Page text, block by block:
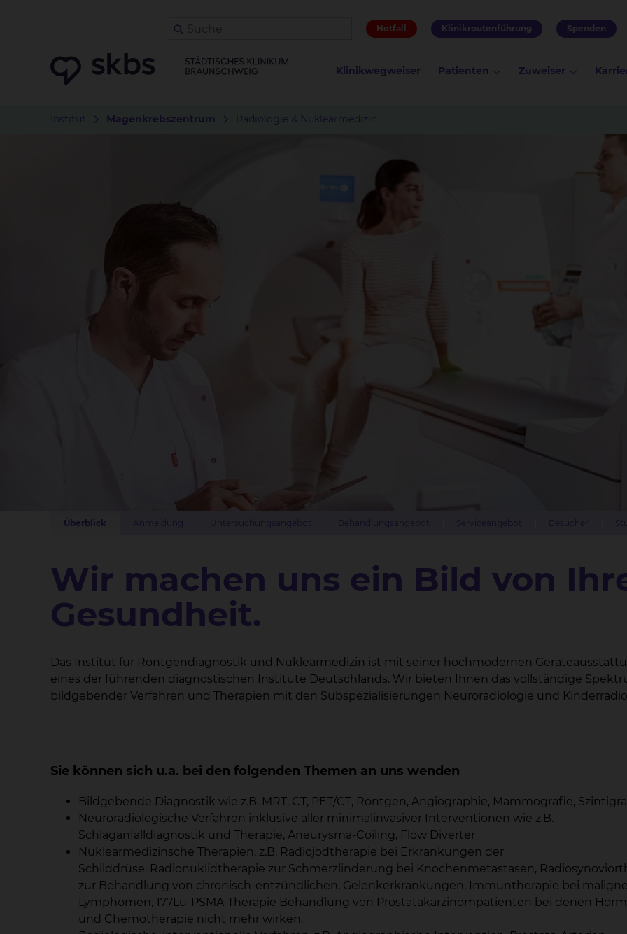
Notfall Klinikroutenführung Spenden
Klinikwegweiser Patienten Zuweiser
Institut Magenkrebszentrum Radiologie & Nuklearmedizin
Überblick
Wir machen uns ein Bild von
Gesundheit.
Das Institut für Röntgendiagnostik und Nuklearmedizin ist mit seiner hochmodernen
eines der führenden diagnostischen Institute Deutschlands. Wir bieten Ihnen das vollständige
bildgebender Verfahren und Therapien mit den Subspezialisierungen Neuroradiologie und
Sie können sich u.a. bei den folgenden Themen an uns wenden
Bildgebende Diagnostik wie z.B. MRT, CT, PET/CT, Röntgen, Angiographie, Mammografie,
Neuroradiologische Verfahren inklusive aller minimalinvasiver Interventionen wie z.B.
Schlaganfalldiagnostik und Therapie, Aneurysma-Coiling, Flow Diverter
Nuklearmedizinsche Therapien, z.B. Radiojodtherapie bei Erkrankungen der
Schilddrüse, Radionuklidtherapie zur Schmerzlinderung bei Knochenmetastasen,
zur Behandlung von chronisch-entzündlichen, Gelenkerkrankungen, Immuntherapie bei
Lymphomen, 177Lu-PSMA-Therapie Behandlung von Prostatakarzinompatienten bei denen
und Chemotherapie nicht mehr wirken.